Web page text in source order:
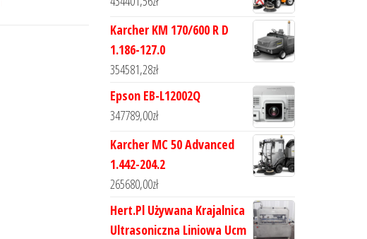
Karcher KM 170/600 R D
1.186-127.0
354581,28zł
Epson EB-L12002Q
347789,00zł
Karcher MC 50 Advanced
1.442-204.2
265680,00zł
Hert.Pl Używana Krajalnica
Ultrasoniczna Liniowa Ucm